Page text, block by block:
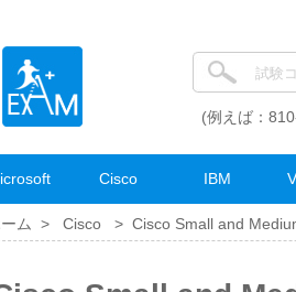
(例えば：
Cisco IBM
ーム > Cisco > Cisco Small and